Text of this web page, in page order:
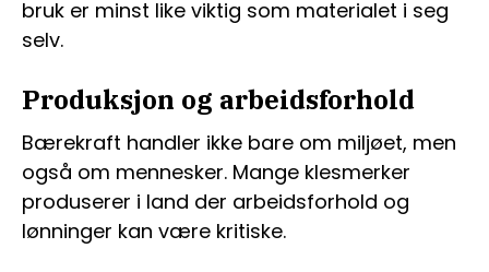
bruk er minst like viktig som materialet i seg
selv.
Produksjon og arbeidsforhold
Bærekraft handler ikke bare om miljøet, men
også om mennesker. Mange klesmerker
produserer i land der arbeidsforhold og
lønninger kan være kritiske.